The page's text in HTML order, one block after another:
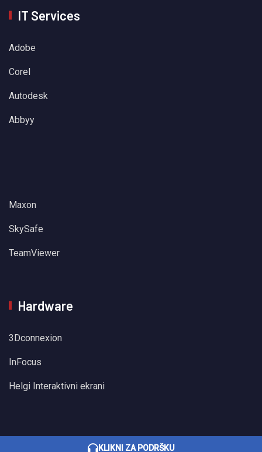
IT Services
Adobe
Corel
Autodesk
Abbyy
Maxon
SkySafe
TeamViewer
Hardware
3Dconnexion
InFocus
Helgi Interaktivni ekrani
KLIKNI ZA PODRŠKU